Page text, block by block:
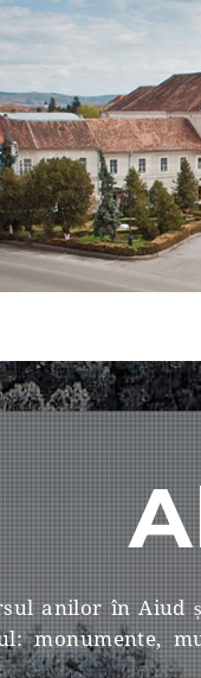
anilor în
monumente,